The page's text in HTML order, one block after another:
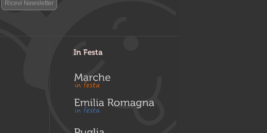
Ricevi Newsletter
In Festa